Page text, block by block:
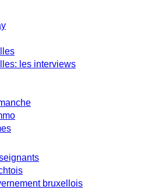
les interviews
bruxellois